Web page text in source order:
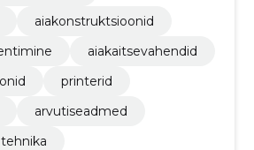
aiakonstruktsioonid
aiakaitsevahendid
printerid
arvutiseadmed
tehnika